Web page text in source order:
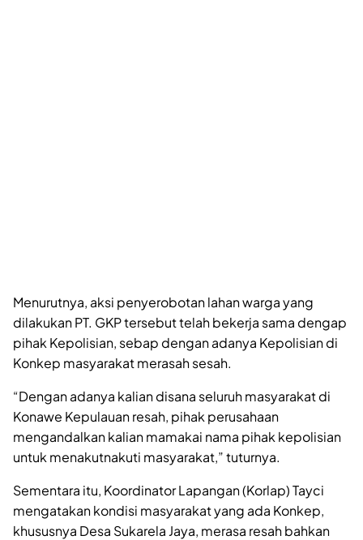
Menurutnya, aksi penyerobotan lahan warga yang
dilakukan PT. GKP tersebut telah bekerja sama dengap
pihak Kepolisian, sebap dengan adanya Kepolisian di
Konkep masyarakat merasah sesah.
“Dengan adanya kalian disana seluruh masyarakat di
Konawe Kepulauan resah, pihak perusahaan
mengandalkan kalian mamakai nama pihak kepolisian
untuk menakutnakuti masyarakat,” tuturnya.
Sementara itu, Koordinator Lapangan (Korlap) Tayci
mengatakan kondisi masyarakat yang ada Konkep,
khususnya Desa Sukarela Jaya, merasa resah bahkan